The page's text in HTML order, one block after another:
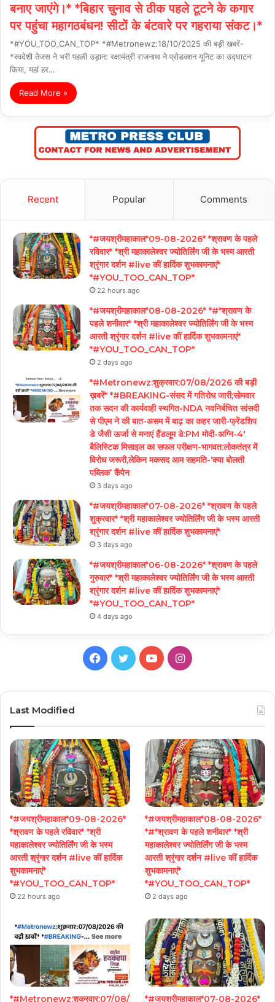
बनाए जाएंगे।* *बिहार चुनाव से ठीक पहले टूटने के कगार
पर पहुंचा महागठबंधन! सीटों के बंटवारे पर गहराया संकट।*
*#YOU_TOO_CAN_TOP* *#Metronewz:18/10/2025 की बड़ी खबरें-
*स्वदेशी तेजस ने भरी पहली उड़ान: रक्षामंत्री राजनाथ ने प्रोडक्शन यूनिट का उद्घाटन
किया, यहां हर…
Read More »
Recent Popular Comments
*#जयश्रीमहाकाल*09-08-2026* *श्रावण के पहले
रविवार* *श्री महाकालेश्वर ज्योतिर्लिंग जी के भस्म आरती
श्रृंगार दर्शन #live कीं हार्दिक शुभकामनाएं*
*#YOU_TOO_CAN_TOP*
22 hours ago
*#जयश्रीमहाकाल*08-08-2026* *#*श्रावण के
पहले शनीवार* *श्री महाकालेश्वर ज्योतिर्लिंग जी के भस्म
आरती श्रृंगार दर्शन #live कीं हार्दिक शुभकामनाएं*
*#YOU_TOO_CAN_TOP*
2 days ago
*#Metronewz:शुक्रवार:07/08/2026 की बड़ी
ख़बरें* *#BREAKING-संसद में गतिरोध जारी;सोमवार
तक सदन की कार्यवाही स्थगित-NDA नवनिर्बचित सांसदी
से पीएम ने की बात-असम में बाढ़ का कहर जारी-फ्रेंडशिप
डे जैसी ऊर्जा से मनाएं हैंडलूम डे:PM मोदी-अग्नि-4′
बैलिस्टिक मिसाइल का सफल परीक्षण-भागवत:लोकतंत्र में
विरोध जरूरी,लेकिन मकसद आम सहमति-‘क्या बोलती
पब्लिक’ कैंपेन
3 days ago
*#जयश्रीमहाकाल*07-08-2026* *श्रावण के पहले
शुक्रवार* *श्री महाकालेश्वर ज्योतिर्लिंग जी के भस्म आरती
श्रृंगार दर्शन #live कीं हार्दिक शुभकामनाएं*
3 days ago
*#जयश्रीमहाकाल*06-08-2026* *श्रावण के पहले
गुरुवार* *श्री महाकालेश्वर ज्योतिर्लिंग जी के भस्म आरती
श्रृंगार दर्शन #live कीं हार्दिक शुभकामनाएं*
*#YOU_TOO_CAN_TOP*
4 days ago
Facebook
TwitterYouTubeInstagram
Last Modified
*#जयश्रीमहाकाल*09-08-2026*
*श्रावण के पहले रविवार* *श्री
महाकालेश्वर ज्योतिर्लिंग जी के भस्म
आरती श्रृंगार दर्शन #live कीं हार्दिक
शुभकामनाएं*
*#YOU_TOO_CAN_TOP*
22 hours ago
*#जयश्रीमहाकाल*08-08-2026*
*#*श्रावण के पहले शनीवार* *श्री
महाकालेश्वर ज्योतिर्लिंग जी के भस्म
आरती श्रृंगार दर्शन #live कीं हार्दिक
शुभकामनाएं*
*#YOU_TOO_CAN_TOP*
2 days ago
*#Metronewz:शुक्रवार:07/08/ *#जयश्रीमहाकाल*07-08-2026*